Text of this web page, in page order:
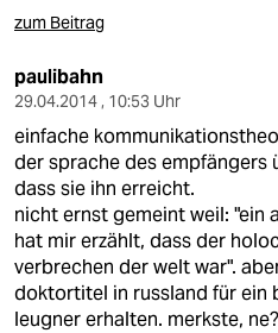
zum Beitrag
paulibahn
29.04.2014 , 10:53 Uhr
einfache
der sprache des empfängers
dass sie ihn erreicht.
nicht ernst gemeint weil: "ein
hat mir erzählt, dass der
verbrechen der welt war".
doktortitel in russland für ein
leugner erhalten. merkste,